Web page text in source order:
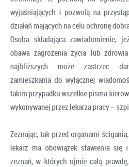
wyjaśniających i pozwolą na
działań mających na celu ochronę
Osoba składająca zawiadomienie,
obawa zagrożenia życia lub
najbliższych może zastrzec
zamieszkania do wyłącznej
takim przypadku wszelkie pisma
wykonywanej przez lekarza pracy –
Zeznając, tak przed organami
lekarz ma obowiązek stawienia się i
zeznań, w których ujmie całą